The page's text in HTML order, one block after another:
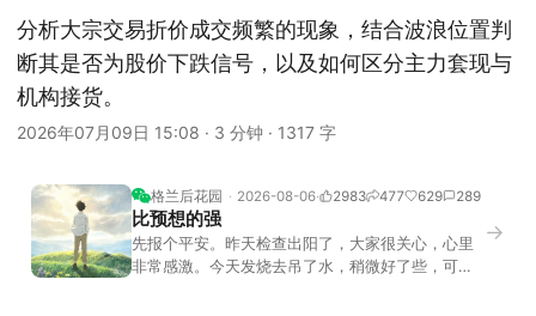
分析大宗交易折价成交频繁的现象，结合波浪位置判
断其是否为股价下跌信号，以及如何区分主力套现与
机构接货。
2026年07月09日 15:08 · 3 分钟 · 1317 字
格兰后花园 2026-08-06 2983 477 629 289
比预想的强
先报个平安。昨天检查出阳了，大家很关心，心里
非常感激。今天发烧去吊了水，稍微好了些，可没
→